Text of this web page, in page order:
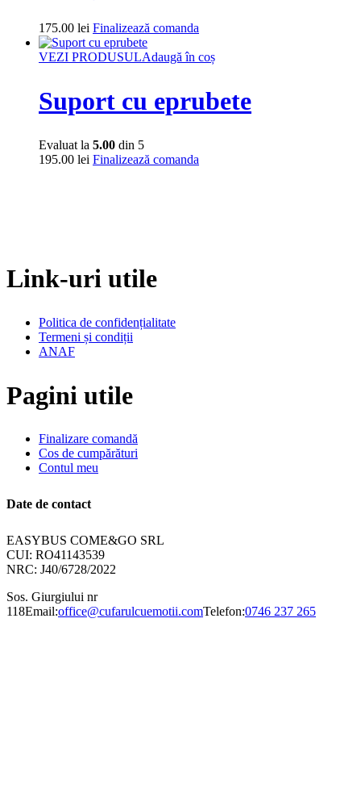
175.00 lei Finalizează comanda
VEZI PRODUSULAdaugă în coș
Suport cu eprubete
Evaluat la 5.00 din 5
195.00 lei Finalizează comanda
Link-uri utile
Politica de confidențialitate
Termeni și condiții
ANAF
Pagini utile
Finalizare comandă
Cos de cumpărături
Contul meu
Date de contact
EASYBUS COME&GO SRL
CUI: RO41143539
NRC: J40/6728/2022
Sos. Giurgiului nr
118Email:office@cufarulcuemotii.comTelefon:0746 237 265